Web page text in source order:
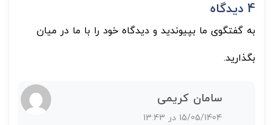
4 دیدگاه
به گفتگوی ما بپیوندید و دیدگاه خود را با ما در میان
بگذارید.
سامان کریمی
15/05/1404 در 13:43